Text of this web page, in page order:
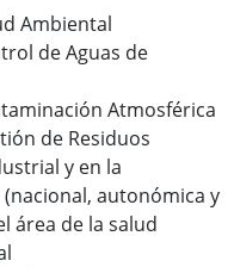
Ambiental
de Aguas de
Atmosférica
de Residuos
y en la
autonómica y
área de la salud